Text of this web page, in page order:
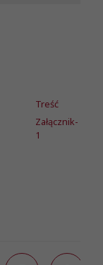
Treść
Załącznik-
1